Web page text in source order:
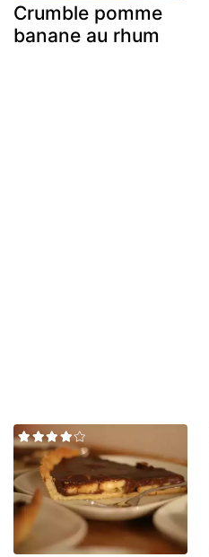
Crumble pomme
banane au rhum